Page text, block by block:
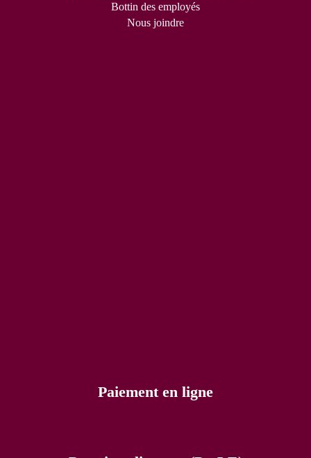
Bottin des employés
Nous joindre
Paiement en ligne